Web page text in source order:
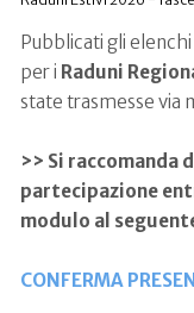
Pubblicati gli
per i Raduni
state trasmesse via
>> Si raccomanda
partecipazione
modulo al
CONFERMA